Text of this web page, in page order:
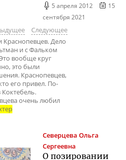
5 апреля 2012
15
сентября 2021
Следующее
Краснопевцев. Дело
и с Фальком
вообще круг
это были
Краснопевцев,
его привел. По-
очень любил
Северцева Ольга
Сергеевна
О позировании